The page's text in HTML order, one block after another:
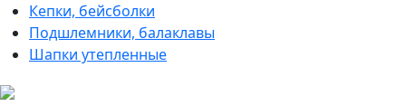
Кепки, бейсболки
Подшлемники, балаклавы
Шапки утепленные